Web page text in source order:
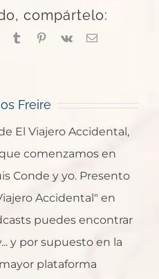
compártelo:
TumblrPinterest
Vk
Correo
Freire
El Viajero Accidental,
comenzamos en
Conde y yo. Presento
Accidental" en
puedes encontrar
y por supuesto en la
plataforma